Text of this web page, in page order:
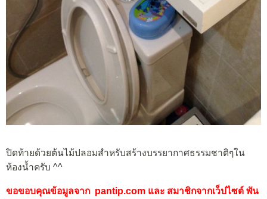
ปิดท้ายด้วยต้นไม้ปลอมสำหรับสร้างบรรยากาศธรรมชาติๆใน
ห้องน้ำครับ ^^
ขอขอบคุณข้อมูลจาก pantip.com และ สมาชิกจากเว็ปไซต์ พัน